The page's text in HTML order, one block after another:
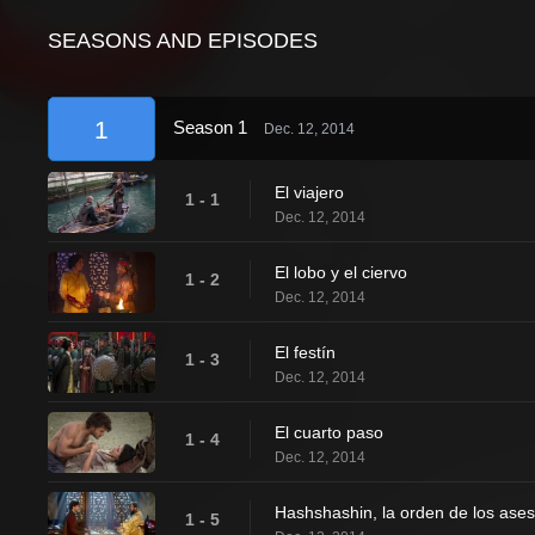
SEASONS AND EPISODES
1 Season 1 Dec. 12, 2014
1 - 1 El viajero
Dec. 12, 2014
1 - 2 El lobo y el ciervo
Dec. 12, 2014
1 - 3 El festín
Dec. 12, 2014
1 - 4 El cuarto paso
Dec. 12, 2014
1 - 5 Hashshashin, la orden de los